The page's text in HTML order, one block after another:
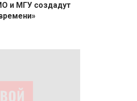
и МГУ создадут